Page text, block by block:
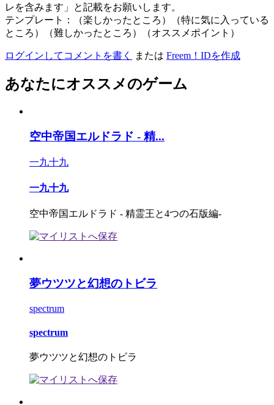
レを含みます」と記載をお願いします。
テンプレート：（楽しかったところ）（特に気に入っている
ところ）（難しかったところ）（オススメポイント）
ログインしてコメントを書く または Freem！IDを作成
あなたにオススメのゲーム
空中帝国エルドラド - 精...
一九十九
一九十九
空中帝国エルドラド - 精霊王と4つの石版編-
夢ウツツと幻想のトビラ
spectrum
spectrum
夢ウツツと幻想のトビラ